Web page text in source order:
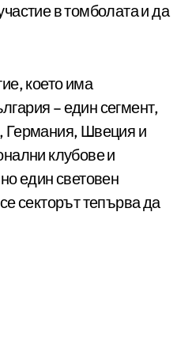
в томболата и да
което има
– един сегмент,
Германия, Швеция и
клубове и
един световен
секторът тепърва да